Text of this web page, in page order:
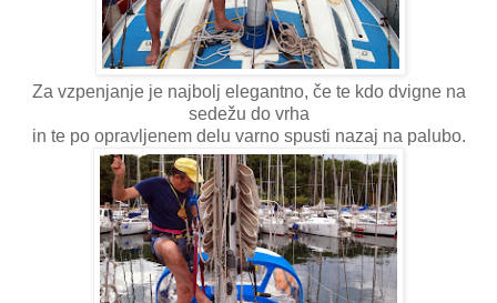
Za vzpenjanje je najbolj elegantno, če te kdo dvigne na
sedežu do vrha
in te po opravljenem delu varno spusti nazaj na palubo.